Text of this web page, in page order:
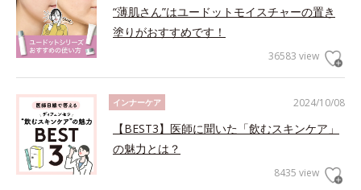
“薄肌さん”はユードットモイスチャーの置き
塗りがおすすめです！
36583 view
2024/10/08
インナーケア
【BEST3】医師に聞いた「飲むスキンケア」
の魅力とは？
8435 view